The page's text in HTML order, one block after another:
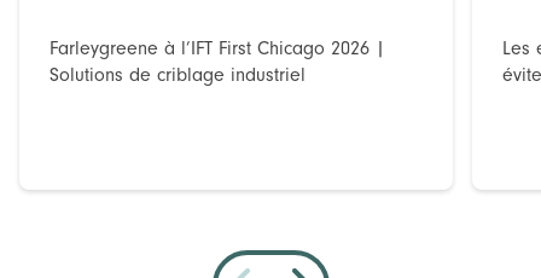
Farleygreene à l’IFT First Chicago 2026 |
Solutions de criblage industriel
Les